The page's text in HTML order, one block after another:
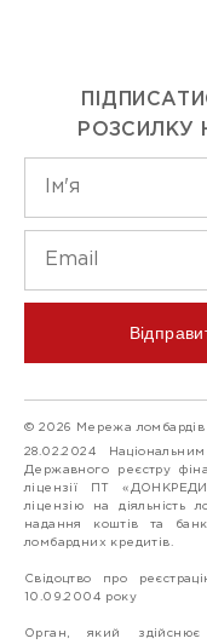
РОЗСИЛКУ
© 2026 Мережа ломбардів
28.02.2024
Державного реєстру
ліцензії ПТ
ліцензію на
надання коштів та
ломбардних кредитів.
Свідоцтво про
10.09.2004 року
Орган, який здійснює